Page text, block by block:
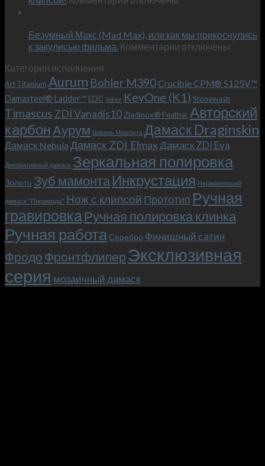
«Фродо».
Теперь
и
клипсой!
Безумный Макс (Mad Max), или как мы прикоснулись
к закулисью фильма. Комментарии к
Макс
(Mad
Max),
или
как
мы
прикоснулись
к
фильма.
отключены
Категории исполнения
Art Titanium Aurum Bohler M390Crucible CPM® S125V™
Damasteel® Ladder™ EDC Joker KeyOne (K1) Stonewash
Timascus ZDI Vanadis10 Zladinox® FeatherАвторский
карбонАурум Бивень Мамонта Дамаск Draginskin
Дамаск Nebula Дамаск ZDI Elmax Дамаск ZDI Eva
Декоративный дамаск Зеркальная полировка
Золото Зуб мамонтаИнкрустация Нержавеющий
дамаск "Пирамида" Нож с клипсой Прототип Ручная
гравировкаРучная полировка клинка
Ручная работа Серебро Финишный сатин
Фродо Фронтфлипер Эксклюзивная
серия мозаичный дамаск